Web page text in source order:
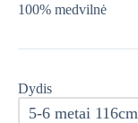
100% medvilnė
Dydis
5-6 metai 116cm